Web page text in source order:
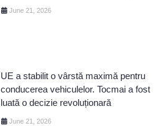
June 21, 2026
UE a stabilit o vârstă maximă pentru
conducerea vehiculelor. Tocmai a fost
luată o decizie revoluționară
June 21, 2026